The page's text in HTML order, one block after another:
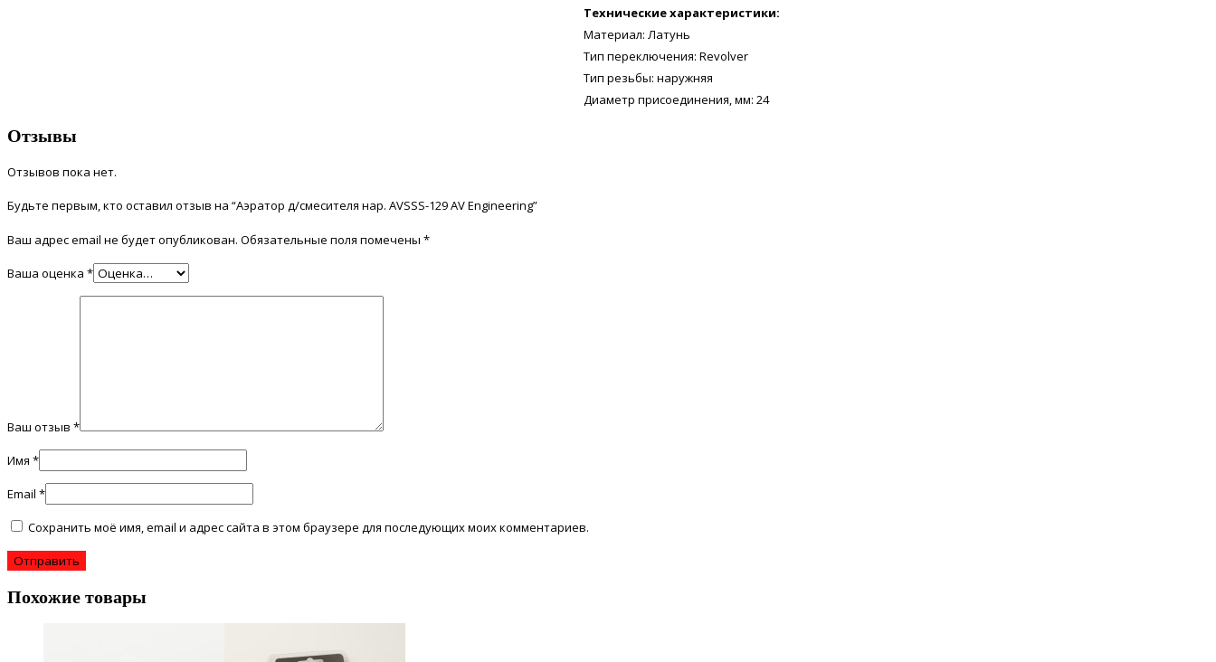
Технические характеристики:
Материал: Латунь
Тип переключения: Revolver
Тип резьбы: наружняя
Диаметр присоединения, мм: 24
Отзывы
Отзывов пока нет.
Будьте первым, кто оставил отзыв на “Аэратор д/смесителя нар. АVSSS-129 AV Engineering”
Ваш адрес email не будет опубликован. Обязательные поля помечены *
Ваша оценка *
Ваш отзыв *
Имя *
Email *
Сохранить моё имя, email и адрес сайта в этом браузере для последующих моих комментариев.
Похожие товары